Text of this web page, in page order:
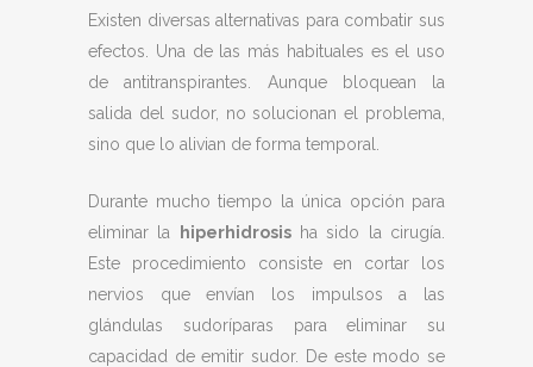
Existen diversas alternativas para combatir sus
efectos. Una de las más habituales es el uso
de antitranspirantes. Aunque bloquean la
salida del sudor, no solucionan el problema,
sino que lo alivian de forma temporal.
Durante mucho tiempo la única opción para
eliminar la
hiperhidrosisha sido la cirugía.
Este procedimiento consiste en cortar los
nervios que envían los impulsos a las
glándulas sudoríparas para eliminar su
capacidad de emitir sudor. De este modo se